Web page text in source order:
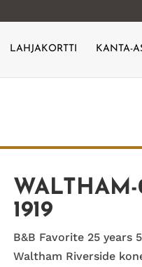
LAHJAKORTTI KANTA-
1919
B&B Favorite 25 years
Waltham Riverside